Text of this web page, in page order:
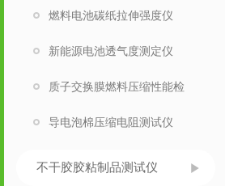
燃料电池碳纸拉伸强度仪
新能源电池透气度测定仪
质子交换膜燃料压缩性能检
导电泡棉压缩电阻测试仪
不干胶胶粘制品测试仪